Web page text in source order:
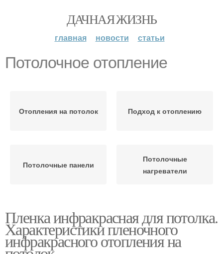
ДАЧНАЯ ЖИЗНЬ
главная новости статьи
Потолочное отопление
Отопления на потолок Подход к отоплению
Потолочные панели
Потолочные
нагреватели
Пленка инфракрасная для потолка.
Характеристики пленочного
инфракрасного отопления на